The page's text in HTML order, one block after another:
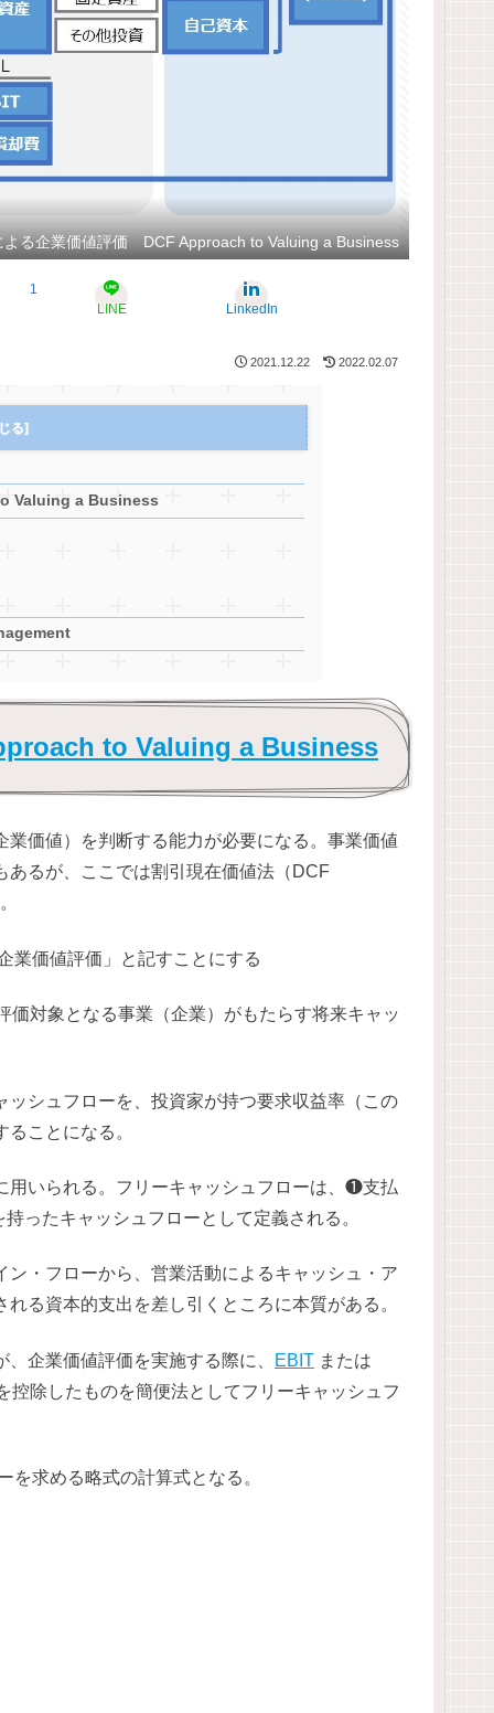
よる企業価値評価 DCF Approach to Valuing a Business
1
LINE
LinkedIn
2021.12.22 2022.02.07
Valuing a Business
to Valuing a Business
価値）を判断する能力が必要になる。事業価値
あるが、ここでは割引現在価値法（DCF
業価値評価」と記すことにする
対象となる事業（企業）がもたらす将来キャッ
シュフローを、投資家が持つ要求収益率（この
ことになる。
用いられる。フリーキャッシュフローは、❶支払
ったキャッシュフローとして定義される。
・フローから、営業活動によるキャッシュ・ア
る資本的支出を差し引くところに本質がある。
企業価値評価を実施する際に、 EBIT または
除したものを簡便法としてフリーキャッシュフ
求める略式の計算式となる。